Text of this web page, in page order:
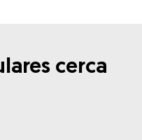
cerca